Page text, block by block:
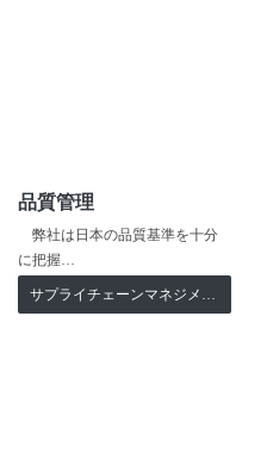
品質管理
弊社は日本の品質基準を十分
に把握…
サプライチェーンマネジメント